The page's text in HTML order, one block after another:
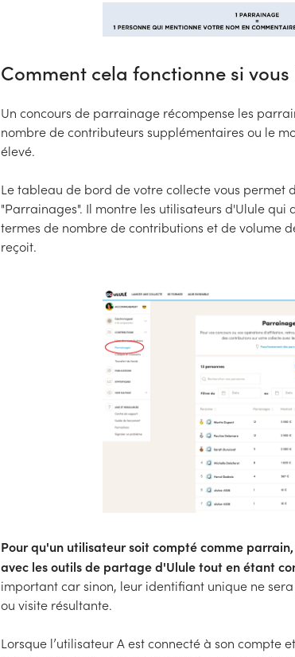
Comment cela fonctionne si
Un concours de parrainage récompense les
nombre de contributeurs supplémentaires ou le
élevé.
Le tableau de bord de votre collecte vous permet
"Parrainages". Il montre les utilisateurs d'Ulule
termes de nombre de contributions et de volume
reçoit.
Pour qu'un utilisateur soit compté comme
avec les outils de partage d'Ulule tout en étant
important car sinon, leur identifiant unique ne
ou visite résultante.
Lorsque l’utilisateur A est connecté à son compte